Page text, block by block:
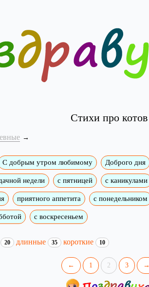
Стихи про котов
C добрым утром любимому Доброго дня
недели c пятницей с каникулами
приятного аппетита с понедельником
с воскресеньем
20 длинные 35 короткие 10
← 1 2 3 →